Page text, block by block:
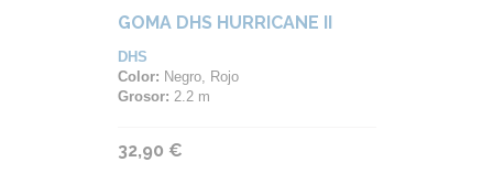
GOMA DHS HURRICANE II
DHS
Color: Negro, Rojo
Grosor: 2.2 m
32,90 €